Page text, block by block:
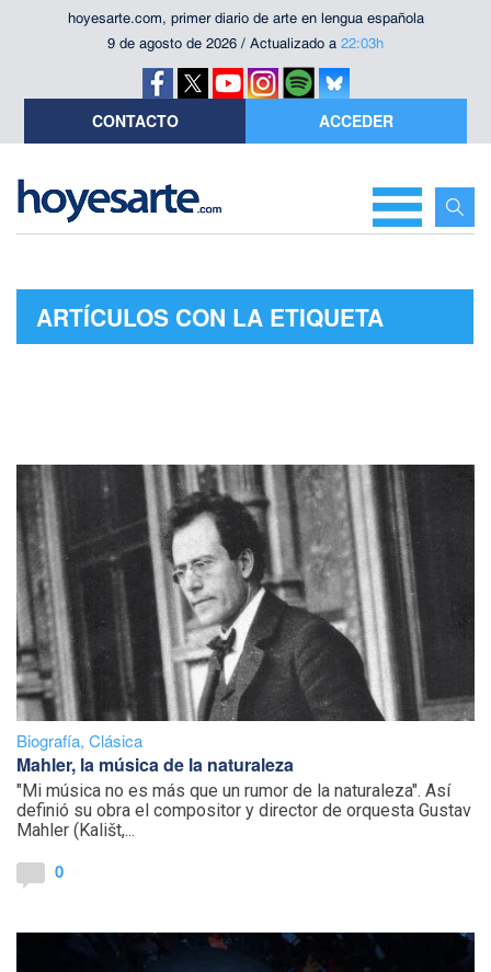
hoyesarte.com, primer diario de arte en lengua española
9 de agosto de 2026 / Actualizado a 22:03h
CONTACTO ACCEDER
ARTÍCULOS CON LA ETIQUETA
Biografía, Clásica
Mahler, la música de la naturaleza
"Mi música no es más que un rumor de la naturaleza". Así
definió su obra el compositor y director de orquesta Gustav
Mahler (Kališt,...
0